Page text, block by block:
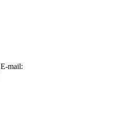
E-mail: